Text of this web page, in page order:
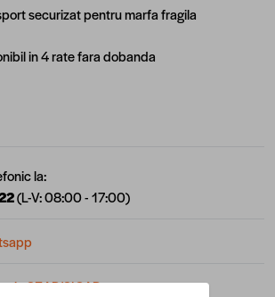
securizat pentru marfa fragila
in 4 rate fara dobanda
la:
(L-V: 08:00 - 17:00)
in SEAP/SICAP